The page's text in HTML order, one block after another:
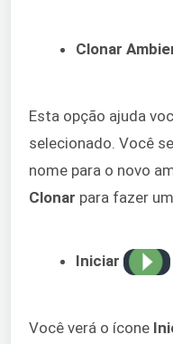
Clonar
Esta opção ajuda
selecionado. Você
nome para o novo
Clonar para fazer
Iniciar
Você verá o ícone